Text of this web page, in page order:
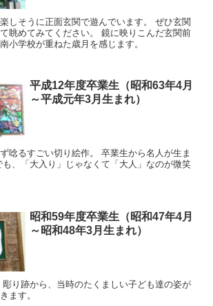
しそうに正面玄関で遊んでいます。 ぜひ玄関
てください。 鏡に映りこんだ玄関前
小学校が重ねた歳月を感じます。
平成12年度卒業生（昭和63年4月
～平成元年3月生まれ）
唸るすごい切り絵作。 卒業生から名人が生ま
昭和59年度卒業生（昭和47年4月
～昭和48年3月生まれ）
り跡から、当時のたくましい子ども達の姿が
ます。